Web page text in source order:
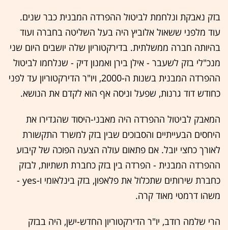
בזק נאבקת ונלחמת לביטול ההפרדה המבנית כבר שנים.
עוד מלפני ששאול אלוביץ היה בעל השליטה בחברה ועוד
בהיותה חברה ממשלתית. בדירקטוריון שלה יושבים היום שני
מנכ"לי בזק לשעבר - אילן בירן ואמנון דיק - שנלחמו לביטול
ההפרדה המבנית בשנות ה-2000, ויו"ר הדירקטוריון עד לפני
כחודש דוד גרנות, שפעל וניסה אף הוא לקדם את הנושא.
המאבק לביטול ההפרדה היה מאבני-היסוד שהגדירו את
היחסים הבעייתיים והסבוכים שבין בזק למשרד התקשורת
לאורך כחצי יובל. אם פתאום עולה הצעה הפוכה של קיבוע
ההפרדה המבנית - הפרדה בין בזק כחברת תשתיות, לבזק
כחברת שירותים שתכלול את פלאפון, בזק בינלאומי ו-yes -
משהו דרמטי מאוד קרה.
הרי שלמה רודב, יו"ר הדירקטוריון החדש-ישן, היה בבזק